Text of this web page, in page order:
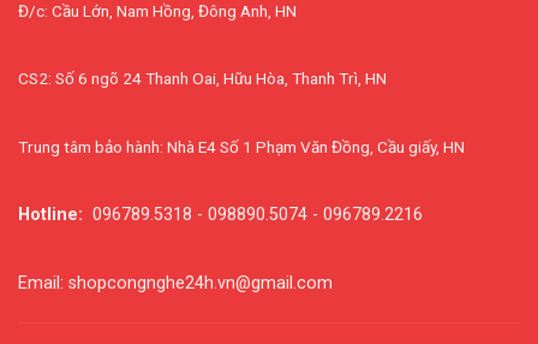
Đ/c: Cầu Lớn, Nam Hồng, Đông Anh, HN
CS2: Số 6 ngõ 24 Thanh Oai, Hữu Hòa, Thanh Trì, HN
Trung tâm bảo hành: Nhà E4 Số 1 Phạm Văn Đồng, Cầu giấy, HN
Hotline: 096789.5318 - 098890.5074 - 096789.2216
Email: shopcongnghe24h.vn@gmail.com